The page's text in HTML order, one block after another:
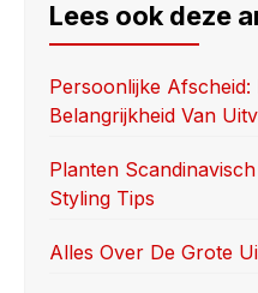
e
b
o
o
k
o
d
o
n
e
Lees ook deze
Persoonlijke Afscheid:
Belangrijkheid Van
Planten
Styling Tips
Alles Over De Grote